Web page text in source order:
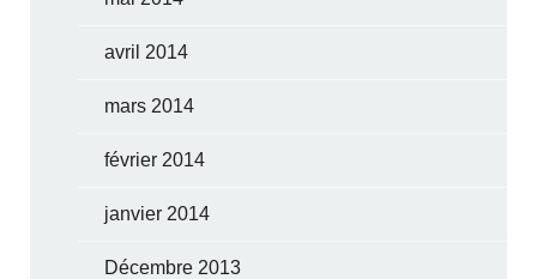
avril 2014
mars 2014
février 2014
janvier 2014
Décembre 2013